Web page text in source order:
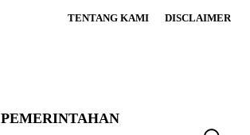
TENTANG KAMI DISCLAIMER
PEMERINTAHAN